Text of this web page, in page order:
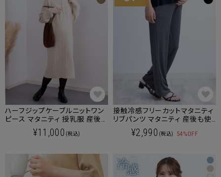
ハーフジップケーブルニットワン
ピース マタニティ 授乳服 産後
¥11,000 (税込)
接触冷感フリーカットマタニティ
リブパンツ マタニティ 産後も使
¥2,990 (税込) 54%OFF